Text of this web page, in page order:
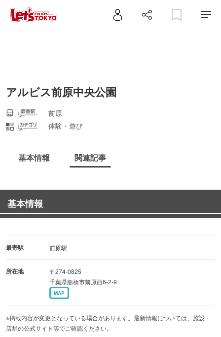
アルビス前原中央公園
前原
体験・遊び
基本情報 関連記事
基本情報
最寄駅 前原駅
所在地
〒274-0825
千葉県船橋市前原西6-2-9
MAP
※掲載内容が変更となっている場合があります。最新情報については、施設・
店舗の公式サイト等でご確認ください。